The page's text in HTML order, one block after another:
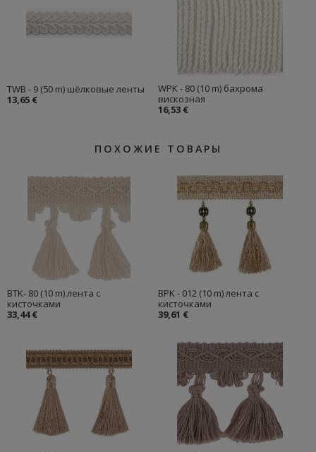
TWB - 9 (50 m) шёлковые ленты
13,65 €
WPK - 80 (10 m) бахрома
вискозная
16,53 €
ПОХОЖИЕ ТОВАРЫ
BTK- 80 (10 m) лента с
кисточками
33,44 €
BPK - 012 (10 m) лента с
кисточками
39,61 €